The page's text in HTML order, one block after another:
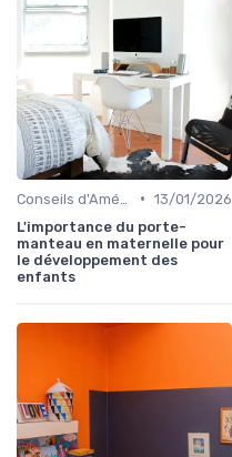
• 13/01/2026
L'importance du porte-
manteau en maternelle pour
le développement des
enfants